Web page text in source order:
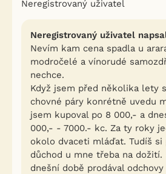
Neregistrovaný uživatel
Neregistrovaný uživatel
Nevím kam cena spadla u
modročelé a vínorudé
nechce.
Když jsem před několika lety
chovné páry konrétně uvedu
jsem kupoval po 8 000,- a
000,- - 7000.- kc. Za ty roky
okolo dvaceti mláďat. Tudíš
důchod u mne třeba na dožití.
dnešní době prodával